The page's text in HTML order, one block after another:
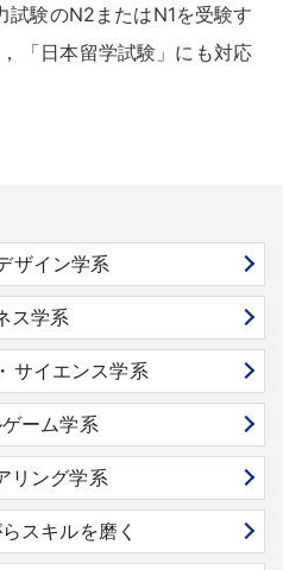
試験のN2またはN1を受験す
，
「日本留学試験」にも対応
ザイン学系
ス学系
・ サイエンス学系
ーム学系
リング学系
スキルを磨く